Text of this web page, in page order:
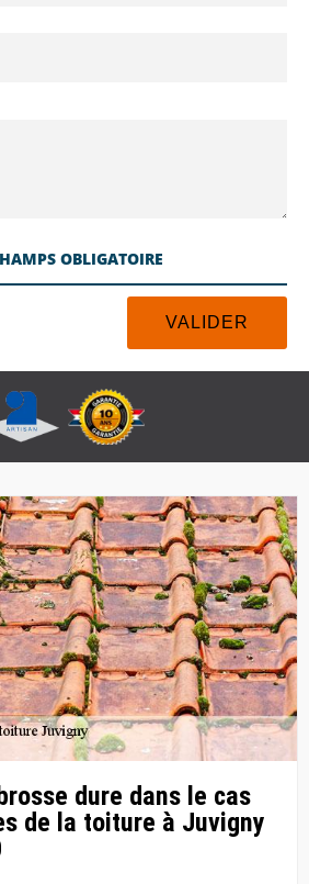
OBLIGATOIRE
dure dans le cas
de la toiture à Juvigny